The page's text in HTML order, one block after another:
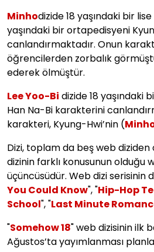
Minhodizide 18 yaşındaki bir
yaşındaki bir ortapedisyeni
canlandırmaktadır. Onun
öğrencilerden zorbalık
ederek ölmüştür.
Lee Yoo-Bi dizide 18 yaşındaki
Han Na-Bi karakterini
karakteri, Kyung-Hwi’nin (
Dizi, toplam da beş web
dizinin farklı konusunun olduğu
üçüncüsüdür. Web dizi serisinin
You Could Know", "Hip-Hop
School", "Last Minute
"Somehow 18" web dizisinin ilk
Ağustos’ta yayımlanması